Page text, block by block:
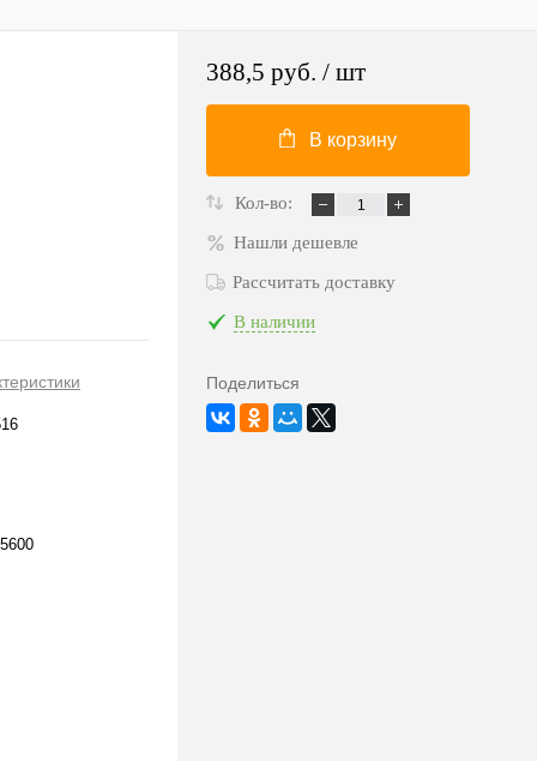
388,5 руб. / шт
В корзину
Кол-во:
Нашли дешевле
Рассчитать доставку
В наличии
Поделиться